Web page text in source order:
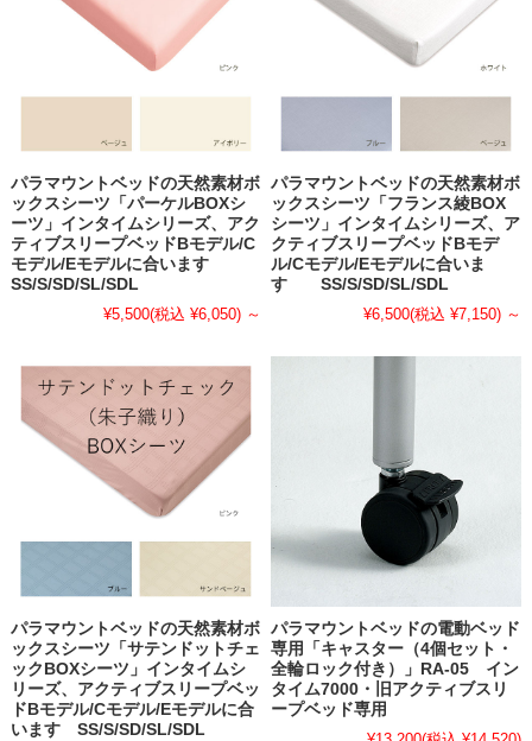
パラマウントベッドの天然素材ボ
ックスシーツ「パーケルBOXシ
ーツ」インタイムシリーズ、アク
ティブスリープベッドBモデル/C
モデル/Eモデルに合います
SS/S/SD/SL/SDL
¥5,500(税込 ¥6,050) ～
パラマウントベッドの天然素材ボ
ックスシーツ「フランス綾BOX
シーツ」インタイムシリーズ、ア
クティブスリープベッドBモデ
ル/Cモデル/Eモデルに合いま
す SS/S/SD/SL/SDL
¥6,500(税込 ¥7,150) ～
パラマウントベッドの天然素材ボ
ックスシーツ「サテンドットチェ
ックBOXシーツ」インタイムシ
リーズ、アクティブスリープベッ
ドBモデル/Cモデル/Eモデルに合
います SS/S/SD/SL/SDL
パラマウントベッドの電動ベッド
専用「キャスター（4個セット・
全輪ロック付き）」RA-05 イン
タイム7000・旧アクティブスリ
ープベッド専用